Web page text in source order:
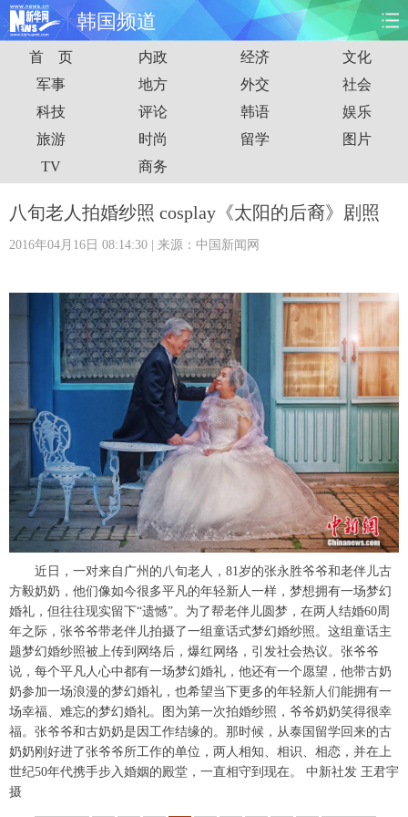
韩国频道
首页 时政 国际 财经
娱乐 体育 人事 教育
时尚 思客
港澳 台湾 华人 汽车
科技 能源 房产
图片 视频 食品
旅游 健康 信息化 数据
金融 公益 军事 无人机
富媒体 摄影
新华电视中文 返回PC
首 页 内政 经济
文化
军事
地方 外交
社会
科技
评论 韩语
娱乐
旅游
时尚 留学
图片
TV
商务
八旬老人拍婚纱照 cosplay《太阳的后裔》剧照
2016年04月16日 08:14:30 | 来源：中国新闻网
近日，一对来自广州的八旬老人，81岁的张永胜爷爷和老伴儿古
方毅奶奶，他们像如今很多平凡的年轻新人一样，梦想拥有一场梦幻
婚礼，但往往现实留下“遗憾”。为了帮老伴儿圆梦，在两人结婚60周
年之际，张爷爷带老伴儿拍摄了一组童话式梦幻婚纱照。这组童话主
题梦幻婚纱照被上传到网络后，爆红网络，引发社会热议。张爷爷
说，每个平凡人心中都有一场梦幻婚礼，他还有一个愿望，他带古奶
奶参加一场浪漫的梦幻婚礼，也希望当下更多的年轻新人们能拥有一
场幸福、难忘的梦幻婚礼。图为第一次拍婚纱照，爷爷奶奶笑得很幸
福。张爷爷和古奶奶是因工作结缘的。那时候，从泰国留学回来的古
奶奶刚好进了张爷爷所工作的单位，两人相知、相识、相恋，并在上
世纪50年代携手步入婚姻的殿堂，一直相守到现在。 中新社发 王君宇
摄